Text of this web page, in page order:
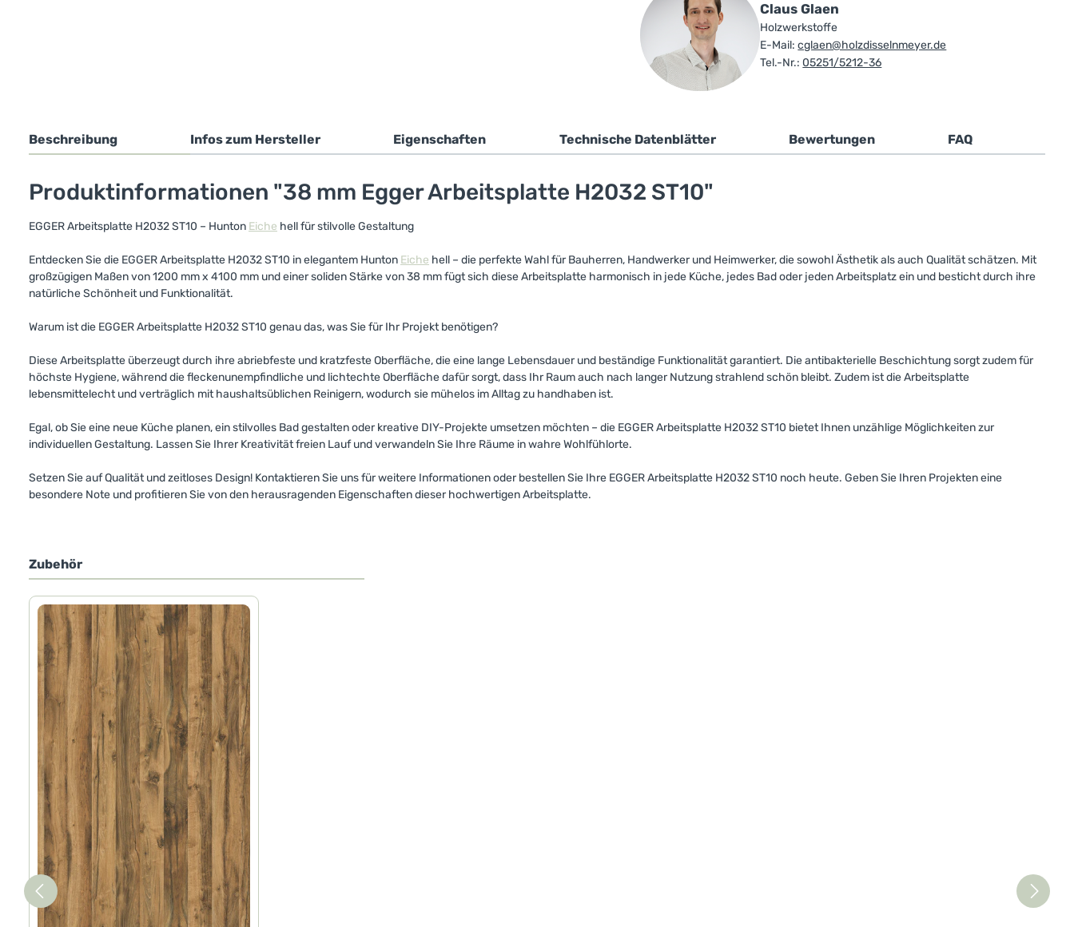
Claus Glaen
Holzwerkstoffe
E-Mail: cglaen@holzdisselnmeyer.de
Tel.-Nr.: 05251/5212-36
Beschreibung Infos zum Hersteller Eigenschaften Technische Datenblätter Bewertungen FAQ
Produktinformationen "38 mm Egger Arbeitsplatte H2032 ST10"
EGGER Arbeitsplatte H2032 ST10 – Hunton Eiche hell für stilvolle Gestaltung
Entdecken Sie die EGGER Arbeitsplatte H2032 ST10 in elegantem Hunton Eiche hell – die perfekte Wahl für Bauherren, Handwerker und Heimwerker, die sowohl Ästhetik als auch Qualität schätzen. Mit
großzügigen Maßen von 1200 mm x 4100 mm und einer soliden Stärke von 38 mm fügt sich diese Arbeitsplatte harmonisch in jede Küche, jedes Bad oder jeden Arbeitsplatz ein und besticht durch ihre
natürliche Schönheit und Funktionalität.
Warum ist die EGGER Arbeitsplatte H2032 ST10 genau das, was Sie für Ihr Projekt benötigen?
Diese Arbeitsplatte überzeugt durch ihre abriebfeste und kratzfeste Oberfläche, die eine lange Lebensdauer und beständige Funktionalität garantiert. Die antibakterielle Beschichtung sorgt zudem für
höchste Hygiene, während die fleckenunempfindliche und lichtechte Oberfläche dafür sorgt, dass Ihr Raum auch nach langer Nutzung strahlend schön bleibt. Zudem ist die Arbeitsplatte
lebensmittelecht und verträglich mit haushaltsüblichen Reinigern, wodurch sie mühelos im Alltag zu handhaben ist.
Egal, ob Sie eine neue Küche planen, ein stilvolles Bad gestalten oder kreative DIY-Projekte umsetzen möchten – die EGGER Arbeitsplatte H2032 ST10 bietet Ihnen unzählige Möglichkeiten zur
individuellen Gestaltung. Lassen Sie Ihrer Kreativität freien Lauf und verwandeln Sie Ihre Räume in wahre Wohlfühlorte.
Setzen Sie auf Qualität und zeitloses Design! Kontaktieren Sie uns für weitere Informationen oder bestellen Sie Ihre EGGER Arbeitsplatte H2032 ST10 noch heute. Geben Sie Ihren Projekten eine
besondere Note und profitieren Sie von den herausragenden Eigenschaften dieser hochwertigen Arbeitsplatte.
Zubehör
Produktgalerie überspringen